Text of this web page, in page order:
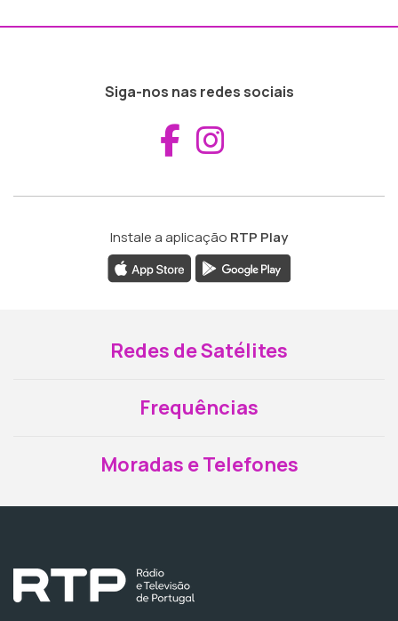
Siga-nos nas redes sociais
Aceder ao
Instale a aplicação RTP Play
Redes de Satélites
Frequências
Moradas e Telefones